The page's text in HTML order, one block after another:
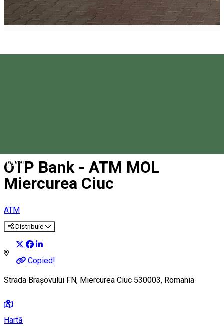
Magyar
OTP Bank - ATM MOL
Miercurea Ciuc
ATM
Distribuie
Copied!
Strada Brașovului FN, Miercurea Ciuc 530003, Romania
Hartă